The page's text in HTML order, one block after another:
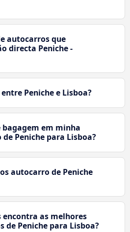
autocarros que
directa Peniche -
Peniche e Lisboa?
bagagem em minha
Peniche para Lisboa?
autocarro de Peniche
encontra as melhores
de Peniche para Lisboa?